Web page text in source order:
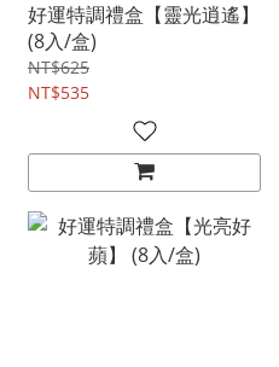
好運特調禮盒【靈光逍遙】
(8入/盒)
NT$625
NT$535